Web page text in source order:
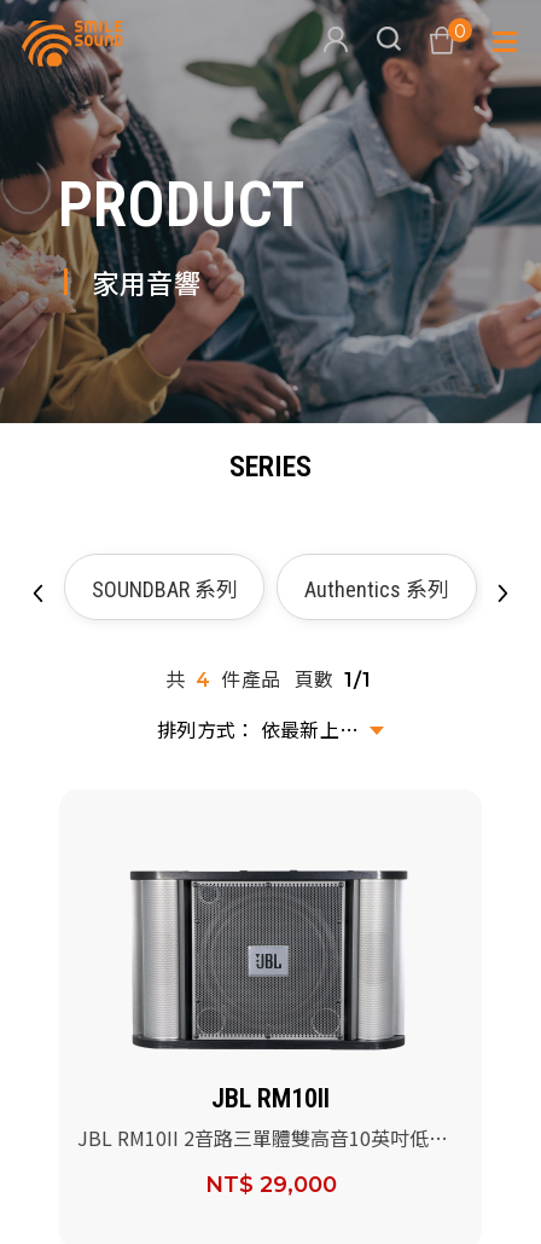
0
查看購物車
商品分類查詢
請選擇商品分類
請選擇分類
品牌分
多媒
家用音
周邊
派對喇
PRODUCT
家用音響
SERIES
SOUNDBAR 系列 Authentics 系列
共 4 件產品 頁數 1/1
依最新上架排序
JBL RM10II
JBL RM10II 2音路三單體雙高音10英吋低音
NT$ 29,000